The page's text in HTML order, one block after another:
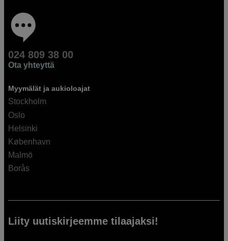
024 809 38 00
Ota yhteyttä
Myymälät ja aukioloajat
Stockholm
Oslo
Helsinki
København
Malmö
Borås
Liity uutiskirjeemme tilaajaksi!